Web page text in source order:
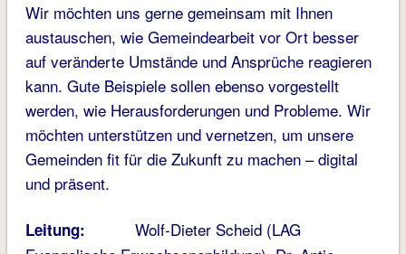
Wir möchten uns gerne gemeinsam mit Ihnen
austauschen, wie Gemeindearbeit vor Ort besser
auf veränderte Umstände und Ansprüche reagieren
kann. Gute Beispiele sollen ebenso vorgestellt
werden, wie Herausforderungen und Probleme. Wir
möchten unterstützen und vernetzen, um unsere
Gemeinden fit für die Zukunft zu machen – digital
und präsent.
Leitung: Wolf-Dieter Scheid (LAG